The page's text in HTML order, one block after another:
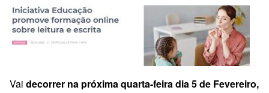
Vai decorrer na próxima quarta-feira dia 5 de Fevereiro,